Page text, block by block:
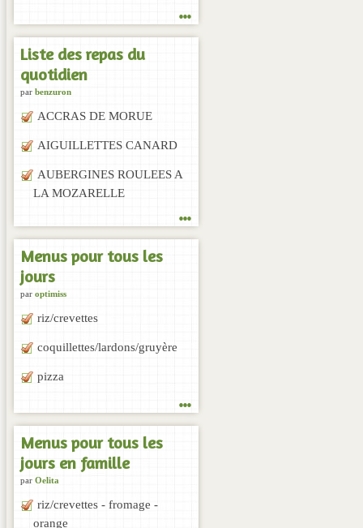
...
Liste des repas du
quotidien
par benzuron
ACCRAS DE MORUE
AIGUILLETTES CANARD
AUBERGINES ROULEES A
LA MOZARELLE
...
Menus pour tous les
jours
par optimiss
riz/crevettes
coquillettes/lardons/gruyère
pizza
...
Menus pour tous les
jours en famille
par Oelita
riz/crevettes - fromage -
orange